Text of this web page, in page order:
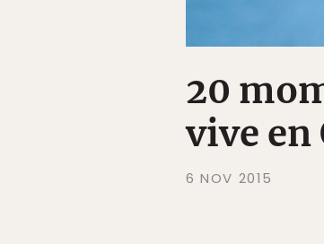
20
vive en
6 NOV 2015